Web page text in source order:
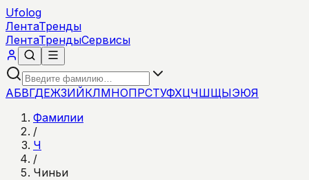
Ufolog
ЛентаТренды
ЛентаТрендыСервисы
АБВГДЕЖЗИЙКЛМНОПРСТУФХЦЧШЩЫЭЮЯ
Фамилии
/
Ч
/
Чиньи